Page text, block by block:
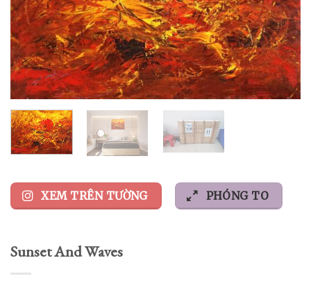
XEM TRÊN TƯỜNG PHÓNG TO
Sunset And Waves